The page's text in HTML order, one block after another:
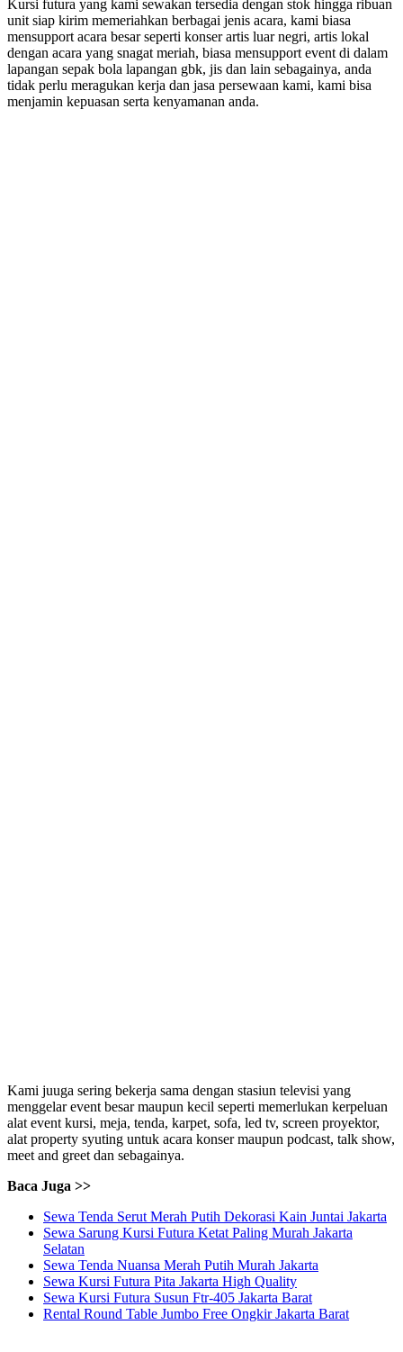
Kursi futura yang kami sewakan tersedia dengan stok hingga ribuan
unit siap kirim memeriahkan berbagai jenis acara, kami biasa
mensupport acara besar seperti konser artis luar negri, artis lokal
dengan acara yang snagat meriah, biasa mensupport event di dalam
lapangan sepak bola lapangan gbk, jis dan lain sebagainya, anda
tidak perlu meragukan kerja dan jasa persewaan kami, kami bisa
menjamin kepuasan serta kenyamanan anda.
Kami juuga sering bekerja sama dengan stasiun televisi yang
menggelar event besar maupun kecil seperti memerlukan kerpeluan
alat event kursi, meja, tenda, karpet, sofa, led tv, screen proyektor,
alat property syuting untuk acara konser maupun podcast, talk show,
meet and greet dan sebagainya.
Baca Juga >>
Sewa Tenda Serut Merah Putih Dekorasi Kain Juntai Jakarta
Sewa Sarung Kursi Futura Ketat Paling Murah Jakarta
Selatan
Sewa Tenda Nuansa Merah Putih Murah Jakarta
Sewa Kursi Futura Pita Jakarta High Quality
Sewa Kursi Futura Susun Ftr-405 Jakarta Barat
Rental Round Table Jumbo Free Ongkir Jakarta Barat